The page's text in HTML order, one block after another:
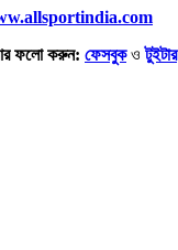
ফলো করুন: ফেসবুকওটুইটার